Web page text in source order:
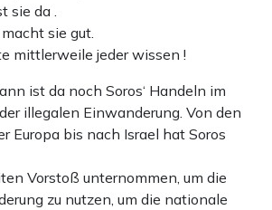
sie da .
sie gut.
mittlerweile jeder wissen !
ist da noch Soros‘ Handeln im
illegalen Einwanderung. Von den
Europa bis nach Israel hat Soros
Vorstoß unternommen, um die
zu nutzen, um die nationale